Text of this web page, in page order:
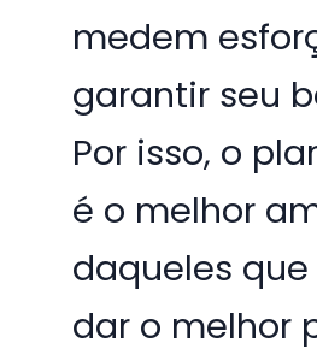
medem
garantir seu
Por isso, o
é o melhor
daqueles
dar o melhor